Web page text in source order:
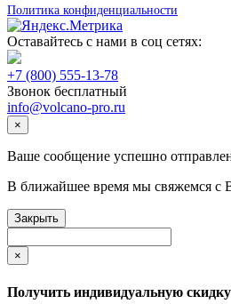
Политика конфиденциальности
Оставайтесь с нами в соц сетях:
+7 (800) 555-13-78
Звонок бесплатный
info@volcano-pro.ru
×
Ваше сообщение успешно
В ближайшее время мы свяжемся с
Закрыть
×
Получить индивидуальную